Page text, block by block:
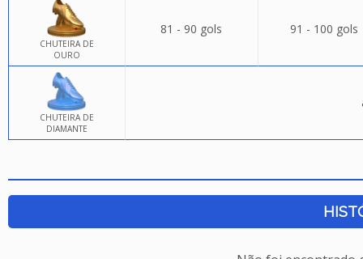
CHUTEIRA DE
OURO
81 - 90 gols 91 - 100 gols
CHUTEIRA DE
DIAMANTE